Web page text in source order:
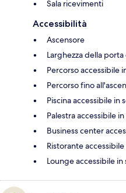
Sala ricevimenti
Accessibilità
Ascensore
Larghezza della
Percorso accessibile
Percorso fino
Piscina accessibile in
Palestra accessibile
Business center
Ristorante
Lounge accessibile